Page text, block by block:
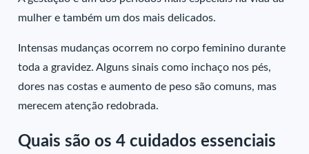
mulher e também um dos mais delicados.
Intensas mudanças ocorrem no corpo feminino durante
toda a gravidez. Alguns sinais como inchaço nos pés,
dores nas costas e aumento de peso são comuns, mas
merecem atenção redobrada.
Quais são os 4 cuidados essenciais